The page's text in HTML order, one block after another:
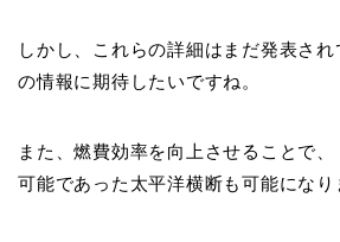
しかし、これらの詳細はまだ発表さ
の情報に期待したいですね。
また、燃費効率を向上させることで
可能であった太平洋横断も可能になり